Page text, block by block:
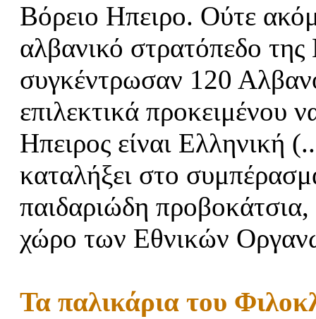
Βόρειο Ηπειρο. Ούτε
αλβανικό στρατόπεδο
συγκέντρωσαν 120
επιλεκτικά προκειμένου
Ηπειρος είναι Ελληνική
καταλήξει στο
παιδαριώδη
χώρο των Εθνικών
Τα παλικάρια του